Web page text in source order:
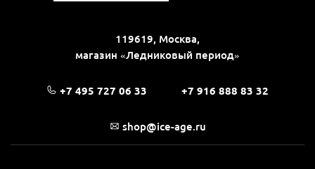
119619, Москва,
магазин «Ледниковый период»
+7 495 727 06 33 +7 916 888 83 32
shop@ice-age.ru